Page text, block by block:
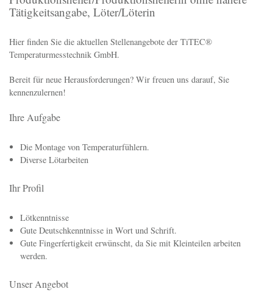
MITARBEITER FÜR DIE
MONTAGE (M/W)
oder alternativ eine/n
Produktionshelfer/Produktionshelferin ohne nähere
Temperaturmesstechnik GmbH.
kennenzulernen!
Ihre Aufgabe
Die Montage von Temperaturfühlern.
Diverse Lötarbeiten
Ihr Profil